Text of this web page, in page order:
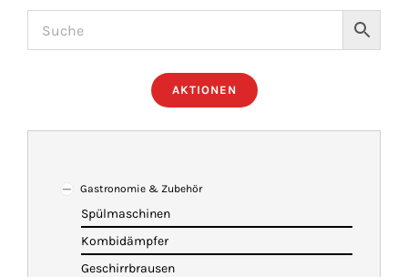
NEWS
IMBISSANHÄNGER
KATALOG
AKTIONEN
Gastronomie & Zubehör
Spülmaschinen
Kombidämpfer
Geschirrbrausen